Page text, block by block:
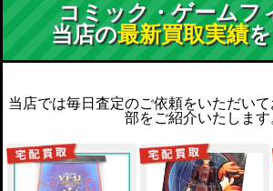
コミック・ゲームフ
当店の最新買取実績
当店では毎日査定のご依頼をいただい
部をご紹介いたします